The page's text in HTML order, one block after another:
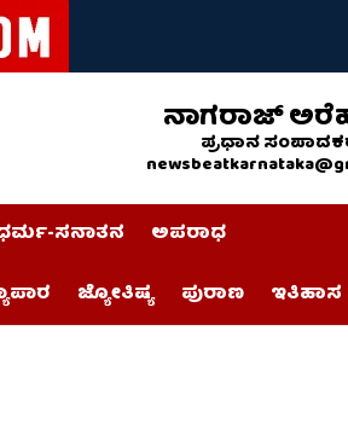
ನಾಗರಾಜ್
ಪ್ರಧಾನ
ಸನಾತನ
ಅಪರಾಧ
ಜ್ಯೋತಿಷ್ಯ ಪುರಾಣ ಇತಿಹಾಸ